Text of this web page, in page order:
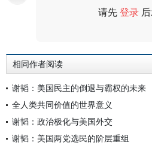
请先登录
相同作者阅读
谢韬：美国民主的倒退与霸权的未来
全人类共同价值的世界意义
谢韬：政治极化与美国外交
谢韬：美国两党选民的阶层重组